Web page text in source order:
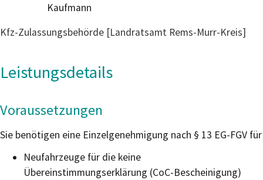
Kaufmann
Kfz-Zulassungsbehörde [Landratsamt Rems-Murr-Kreis]
Leistungsdetails
Voraussetzungen
Sie benötigen eine Einzelgenehmigung nach § 13 EG-FGV für
Neufahrzeuge für die keine
Übereinstimmungserklärung (CoC-Bescheinigung)